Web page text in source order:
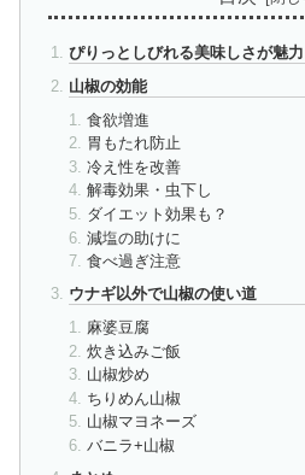
ぴりっとしびれる美味しさが魅力
山椒の効能
食欲増進
胃もたれ防止
冷え性を改善
解毒効果・虫下し
ダイエット効果も？
減塩の助けに
食べ過ぎ注意
ウナギ以外で山椒の使い道
麻婆豆腐
炊き込みご飯
山椒炒め
ちりめん山椒
山椒マヨネーズ
バニラ+山椒